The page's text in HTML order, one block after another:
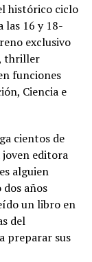
histórico ciclo
las 16 y 18-
exclusivo
thriller
funciones
Ciencia e
cientos de
editora
alguien
años
un libro en
del
preparar sus